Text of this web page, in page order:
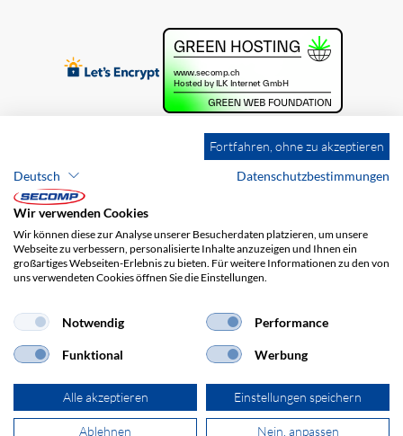
Brands Impressum
AGB
Haftungsausschluss
Versandkosten
© 2026 SECOMP AG. Alle Rechte vorbehalten.
Fortfahren, ohne zu akzeptieren
Deutsch
Datenschutzbestimmungen
Wir verwenden Cookies
Wir können diese zur Analyse unserer Besucherdaten platzieren, um unsere
Webseite zu verbessern, personalisierte Inhalte anzuzeigen und Ihnen ein
großartiges Webseiten-Erlebnis zu bieten. Für weitere Informationen zu den von
uns verwendeten Cookies öffnen Sie die Einstellungen.
Notwendig Performance
Funktional Werbung
Alle akzeptieren Einstellungen speichern
Ablehnen Nein, anpassen